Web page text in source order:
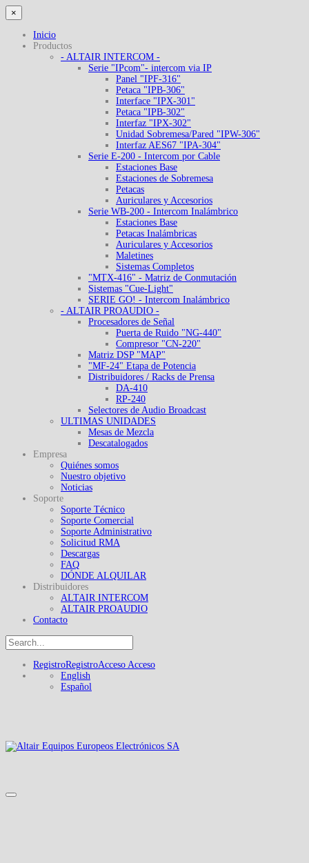
×
Inicio
Productos
- ALTAIR INTERCOM -
Serie "IPcom"- intercom via IP
Panel "IPF-316"
Petaca "IPB-306"
Interface "IPX-301"
Petaca "IPB-302"
Interfaz "IPX-302"
Unidad Sobremesa/Pared "IPW-306"
Interfaz AES67 "IPA-304"
Serie E-200 - Intercom por Cable
Estaciones Base
Estaciones de Sobremesa
Petacas
Auriculares y Accesorios
Serie WB-200 - Intercom Inalámbrico
Estaciones Base
Petacas Inalámbricas
Auriculares y Accesorios
Maletines
Sistemas Completos
"MTX-416" - Matriz de Conmutación
Sistemas "Cue-Light"
SERIE GO! - Intercom Inalámbrico
- ALTAIR PROAUDIO -
Procesadores de Señal
Puerta de Ruido "NG-440"
Compresor "CN-220"
Matriz DSP "MAP"
"MF-24" Etapa de Potencia
Distribuidores / Racks de Prensa
DA-410
RP-240
Selectores de Audio Broadcast
ULTIMAS UNIDADES
Mesas de Mezcla
Descatalogados
Empresa
Quiénes somos
Nuestro objetivo
Noticias
Soporte
Soporte Técnico
Soporte Comercial
Soporte Administrativo
Solicitud RMA
Descargas
FAQ
DÓNDE ALQUILAR
Distribuidores
ALTAIR INTERCOM
ALTAIR PROAUDIO
Contacto
RegistroRegistroAcceso Acceso
English
Español